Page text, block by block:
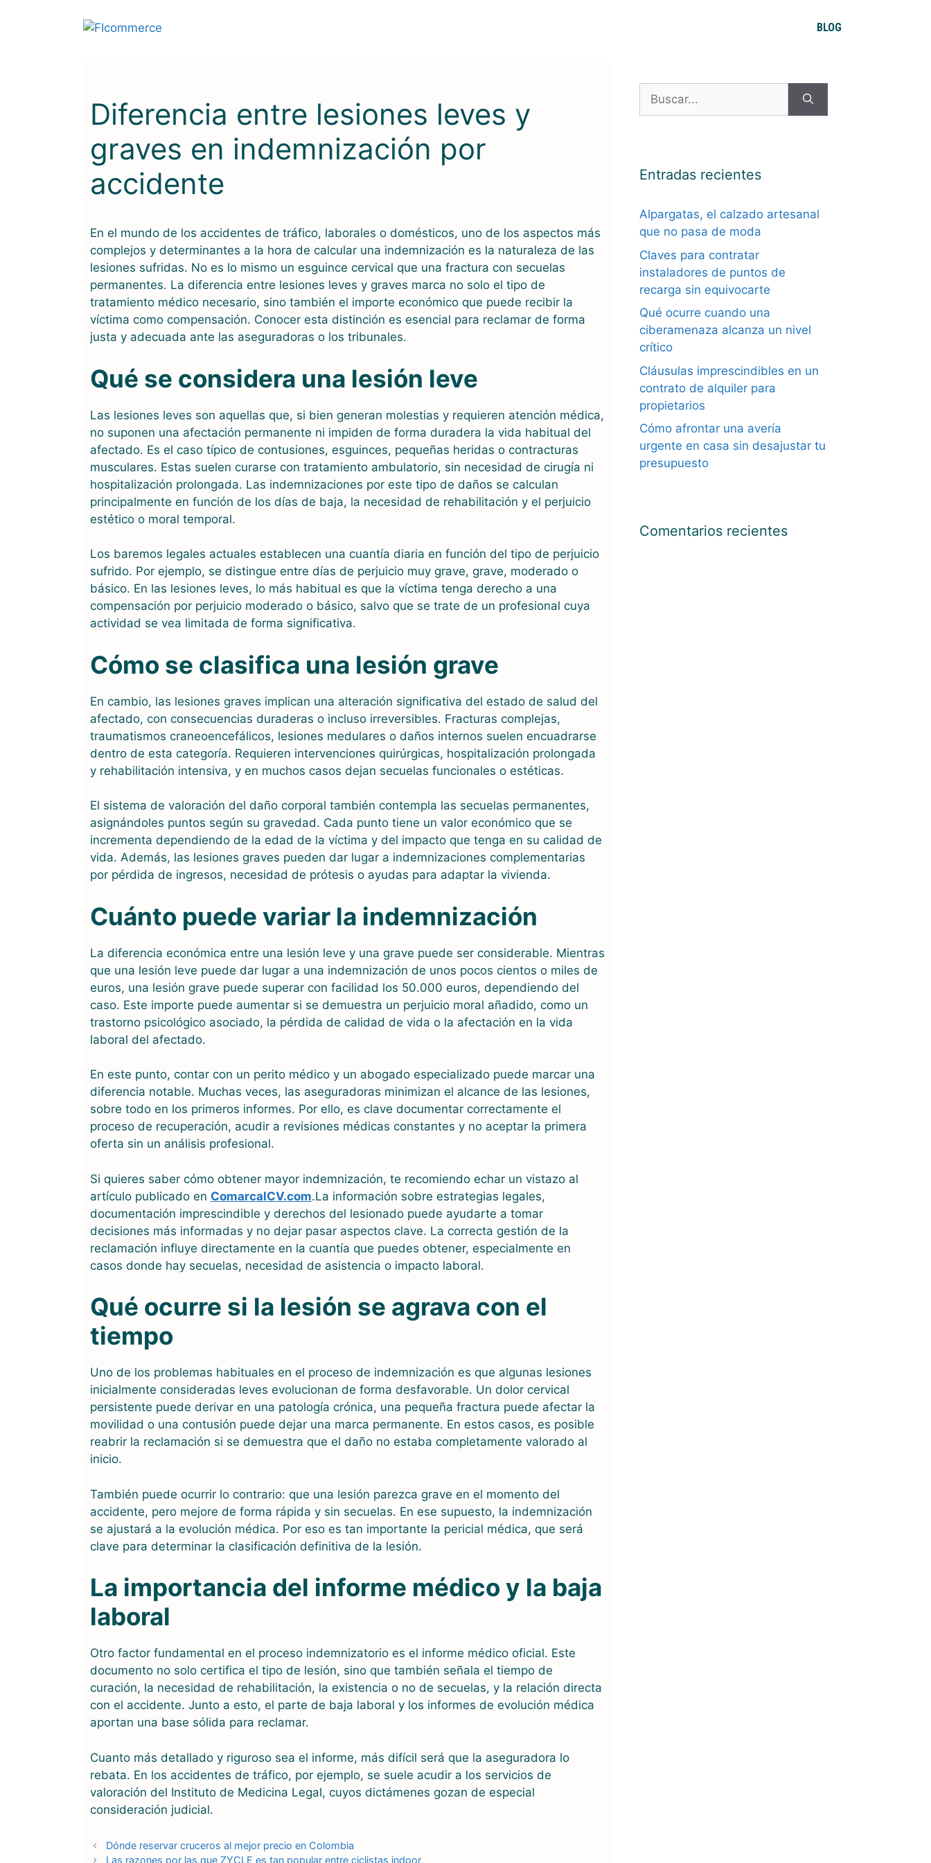
BLOG
Diferencia entre lesiones leves y
graves en indemnización por
accidente
En el mundo de los accidentes de tráfico, laborales o domésticos, uno de los aspectos más
complejos y determinantes a la hora de calcular una indemnización es la naturaleza de las
lesiones sufridas. No es lo mismo un esguince cervical que una fractura con secuelas
permanentes. La diferencia entre lesiones leves y graves marca no solo el tipo de
tratamiento médico necesario, sino también el importe económico que puede recibir la
víctima como compensación. Conocer esta distinción es esencial para reclamar de forma
justa y adecuada ante las aseguradoras o los tribunales.
Qué se considera una lesión leve
Las lesiones leves son aquellas que, si bien generan molestias y requieren atención médica,
no suponen una afectación permanente ni impiden de forma duradera la vida habitual del
afectado. Es el caso típico de contusiones, esguinces, pequeñas heridas o contracturas
musculares. Estas suelen curarse con tratamiento ambulatorio, sin necesidad de cirugía ni
hospitalización prolongada. Las indemnizaciones por este tipo de daños se calculan
principalmente en función de los días de baja, la necesidad de rehabilitación y el perjuicio
estético o moral temporal.
Los baremos legales actuales establecen una cuantía diaria en función del tipo de perjuicio
sufrido. Por ejemplo, se distingue entre días de perjuicio muy grave, grave, moderado o
básico. En las lesiones leves, lo más habitual es que la víctima tenga derecho a una
compensación por perjuicio moderado o básico, salvo que se trate de un profesional cuya
actividad se vea limitada de forma significativa.
Cómo se clasifica una lesión grave
En cambio, las lesiones graves implican una alteración significativa del estado de salud del
afectado, con consecuencias duraderas o incluso irreversibles. Fracturas complejas,
traumatismos craneoencefálicos, lesiones medulares o daños internos suelen encuadrarse
dentro de esta categoría. Requieren intervenciones quirúrgicas, hospitalización prolongada
y rehabilitación intensiva, y en muchos casos dejan secuelas funcionales o estéticas.
El sistema de valoración del daño corporal también contempla las secuelas permanentes,
asignándoles puntos según su gravedad. Cada punto tiene un valor económico que se
incrementa dependiendo de la edad de la víctima y del impacto que tenga en su calidad de
vida. Además, las lesiones graves pueden dar lugar a indemnizaciones complementarias
por pérdida de ingresos, necesidad de prótesis o ayudas para adaptar la vivienda.
Cuánto puede variar la indemnización
La diferencia económica entre una lesión leve y una grave puede ser considerable. Mientras
que una lesión leve puede dar lugar a una indemnización de unos pocos cientos o miles de
euros, una lesión grave puede superar con facilidad los 50.000 euros, dependiendo del
caso. Este importe puede aumentar si se demuestra un perjuicio moral añadido, como un
trastorno psicológico asociado, la pérdida de calidad de vida o la afectación en la vida
laboral del afectado.
En este punto, contar con un perito médico y un abogado especializado puede marcar una
diferencia notable. Muchas veces, las aseguradoras minimizan el alcance de las lesiones,
sobre todo en los primeros informes. Por ello, es clave documentar correctamente el
proceso de recuperación, acudir a revisiones médicas constantes y no aceptar la primera
oferta sin un análisis profesional.
Si quieres saber cómo obtener mayor indemnización, te recomiendo echar un vistazo al
artículo publicado en ComarcalCV.com.La información sobre estrategias legales,
documentación imprescindible y derechos del lesionado puede ayudarte a tomar
decisiones más informadas y no dejar pasar aspectos clave. La correcta gestión de la
reclamación influye directamente en la cuantía que puedes obtener, especialmente en
casos donde hay secuelas, necesidad de asistencia o impacto laboral.
Qué ocurre si la lesión se agrava con el
tiempo
Uno de los problemas habituales en el proceso de indemnización es que algunas lesiones
inicialmente consideradas leves evolucionan de forma desfavorable. Un dolor cervical
persistente puede derivar en una patología crónica, una pequeña fractura puede afectar la
movilidad o una contusión puede dejar una marca permanente. En estos casos, es posible
reabrir la reclamación si se demuestra que el daño no estaba completamente valorado al
inicio.
También puede ocurrir lo contrario: que una lesión parezca grave en el momento del
accidente, pero mejore de forma rápida y sin secuelas. En ese supuesto, la indemnización
se ajustará a la evolución médica. Por eso es tan importante la pericial médica, que será
clave para determinar la clasificación definitiva de la lesión.
La importancia del informe médico y la baja
laboral
Otro factor fundamental en el proceso indemnizatorio es el informe médico oficial. Este
documento no solo certifica el tipo de lesión, sino que también señala el tiempo de
curación, la necesidad de rehabilitación, la existencia o no de secuelas, y la relación directa
con el accidente. Junto a esto, el parte de baja laboral y los informes de evolución médica
aportan una base sólida para reclamar.
Cuanto más detallado y riguroso sea el informe, más difícil será que la aseguradora lo
rebata. En los accidentes de tráfico, por ejemplo, se suele acudir a los servicios de
valoración del Instituto de Medicina Legal, cuyos dictámenes gozan de especial
consideración judicial.
Dónde reservar cruceros al mejor precio en Colombia
Las razones por las que ZYCLE es tan popular entre ciclistas indoor
Buscar:
Entradas recientes
Alpargatas, el calzado artesanal
que no pasa de moda
Claves para contratar
instaladores de puntos de
recarga sin equivocarte
Qué ocurre cuando una
ciberamenaza alcanza un nivel
crítico
Cláusulas imprescindibles en un
contrato de alquiler para
propietarios
Cómo afrontar una avería
urgente en casa sin desajustar tu
presupuesto
Comentarios recientes